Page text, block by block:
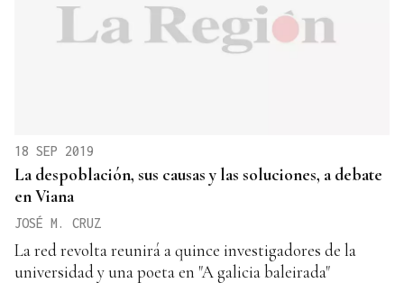
18 SEP 2019
La despoblación, sus causas y las soluciones, a debate
en Viana
JOSÉ M. CRUZ
La red revolta reunirá a quince investigadores de la
universidad y una poeta en "A galicia baleirada"